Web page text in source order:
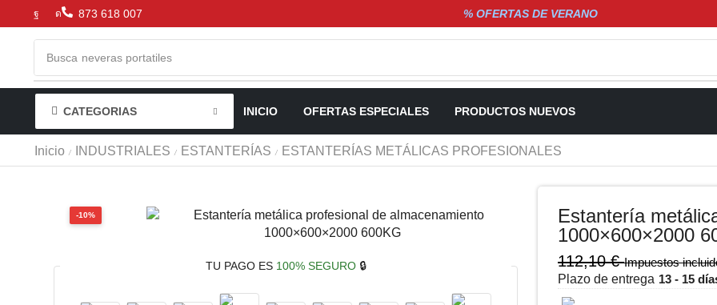
873 618 007 % OFERTAS DE VERANO
Busca neveras portatiles
CATEGORIAS INICIO OFERTAS ESPECIALES PRODUCTOS NUEVOS
Inicio / INDUSTRIALES / ESTANTERÍAS / ESTANTERÍAS METÁLICAS PROFESIONALES
-10%
TU PAGO ES 100% SEGURO🔒
Estantería
1000×600×2000
112,10€ Impuestos
Plazo de entrega 13 - 15